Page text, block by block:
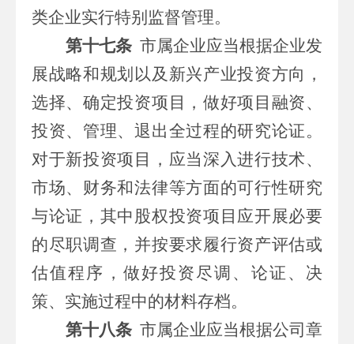
类企业实行特别监督管理。
第十七条 市属企业应当根据企业发
展战略和规划以及新兴产业投资方向，
选择、确定投资项目，做好项目融资、
投资、管理、退出全过程的研究论证。
对于新投资项目，应当深入进行技术、
市场、财务和法律等方面的可行性研究
与论证，其中股权投资项目应开展必要
的尽职调查，并按要求履行资产评估或
估值程序，做好投资尽调、论证、决
策、实施过程中的材料存档。
第十八条 市属企业应当根据公司章